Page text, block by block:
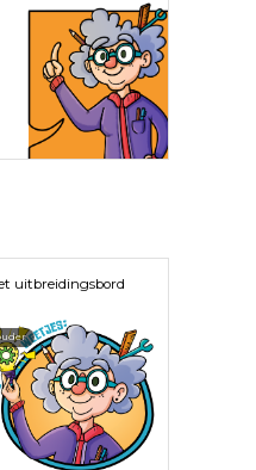
uitbreidingsbord